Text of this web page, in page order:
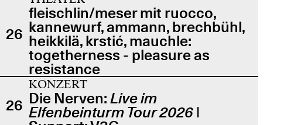
26
fleischlin/meser mit ruocco,
kannewurf, ammann, brechbühl,
heikkilä, krstić, mauchle:
togetherness - pleasure as
resistance
26
KONZERT
Die Nerven:Live im
Elfenbeinturm Tour 2026 |